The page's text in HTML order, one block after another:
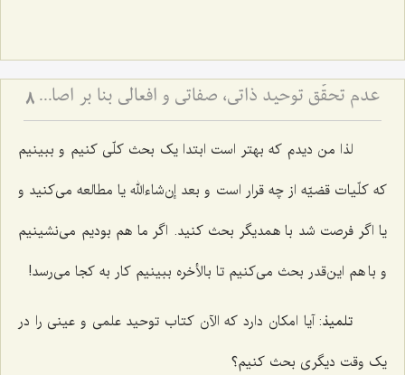
عدم تحقّق توحید ذاتی، صفاتی و افعالی بنا بر اصالةالماهیّة 8
لذا من دیدم که بهتر است ابتدا یک بحث کلّی کنیم و ببینیم
که کلّیات قضیّه از چه قرار است و بعد إن‌شاءالله یا مطالعه می‌کنید و
یا اگر فرصت شد با همدیگر بحث کنید. اگر ما هم بودیم می‌نشینیم
و با هم این‌قدر بحث می‌کنیم تا بالأخره ببینیم کار به کجا می‌رسد!
تلمیذ: آیا امکان دارد که الآن کتاب توحید علمی و عینی را در
یک وقت دیگری بحث کنیم؟